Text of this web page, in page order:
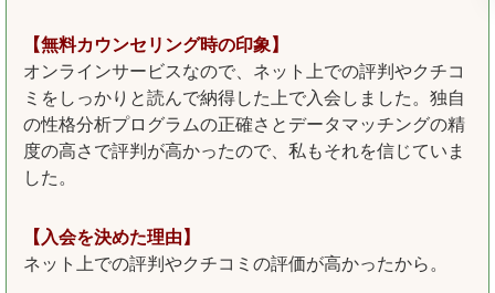
【無料カウンセリング時の印象】
オンラインサービスなので、ネット上での評判やクチコ
ミをしっかりと読んで納得した上で入会しました。独自
の性格分析プログラムの正確さとデータマッチングの精
度の高さで評判が高かったので、私もそれを信じていま
した。
【入会を決めた理由】
ネット上での評判やクチコミの評価が高かったから。